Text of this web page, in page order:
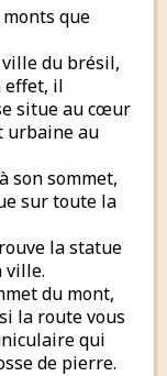
que
du brésil,
effet, il
situe au cœur
urbaine au
son sommet,
sur toute la
la statue
ville.
du mont,
la route vous
qui
de pierre.